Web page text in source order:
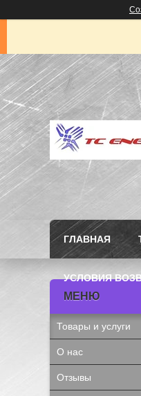
ГЛАВНАЯ
УСЛОВИЯ
Товары и услуги
О нас
Отзывы